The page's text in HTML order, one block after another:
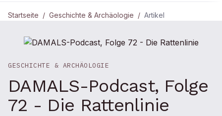
Startseite / Geschichte & Archäologie / Artikel
GESCHICHTE & ARCHÄOLOGIE
DAMALS-Podcast, Folge
72 - Die Rattenlinie